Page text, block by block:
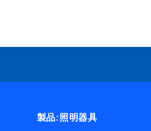
製品:照明器具